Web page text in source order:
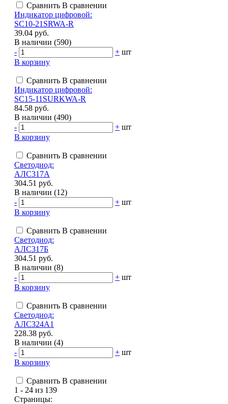
Сравнить В сравнении
Индикатор цифровой:
SC10-21SRWA-R
39.04 руб.
В наличии (590)
-
+ шт
В корзину
Сравнить В сравнении
Индикатор цифровой:
SC15-11SURKWA-R
84.58 руб.
В наличии (490)
-
+ шт
В корзину
Сравнить В сравнении
Светодиод:
АЛС317А
304.51 руб.
В наличии (12)
-
+ шт
В корзину
Сравнить В сравнении
Светодиод:
АЛС317Б
304.51 руб.
В наличии (8)
-
+ шт
В корзину
Сравнить В сравнении
Светодиод:
АЛС324А1
228.38 руб.
В наличии (4)
-
+ шт
В корзину
Сравнить В сравнении
1 - 24 из 139
Страницы: